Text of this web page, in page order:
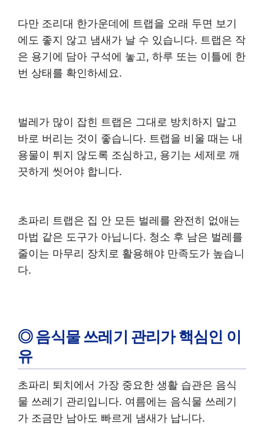
다만 조리대 한가운데에 트랩을 오래 두면 보기
에도 좋지 않고 냄새가 날 수 있습니다. 트랩은 작
은 용기에 담아 구석에 놓고, 하루 또는 이틀에 한
번 상태를 확인하세요.
벌레가 많이 잡힌 트랩은 그대로 방치하지 말고
바로 버리는 것이 좋습니다. 트랩을 비울 때는 내
용물이 튀지 않도록 조심하고, 용기는 세제로 깨
끗하게 씻어야 합니다.
초파리 트랩은 집 안 모든 벌레를 완전히 없애는
마법 같은 도구가 아닙니다. 청소 후 남은 벌레를
줄이는 마무리 장치로 활용해야 만족도가 높습니
다.
◎ 음식물 쓰레기 관리가 핵심인 이
유
초파리 퇴치에서 가장 중요한 생활 습관은 음식
물 쓰레기 관리입니다. 여름에는 음식물 쓰레기
가 조금만 남아도 빠르게 냄새가 납니다.